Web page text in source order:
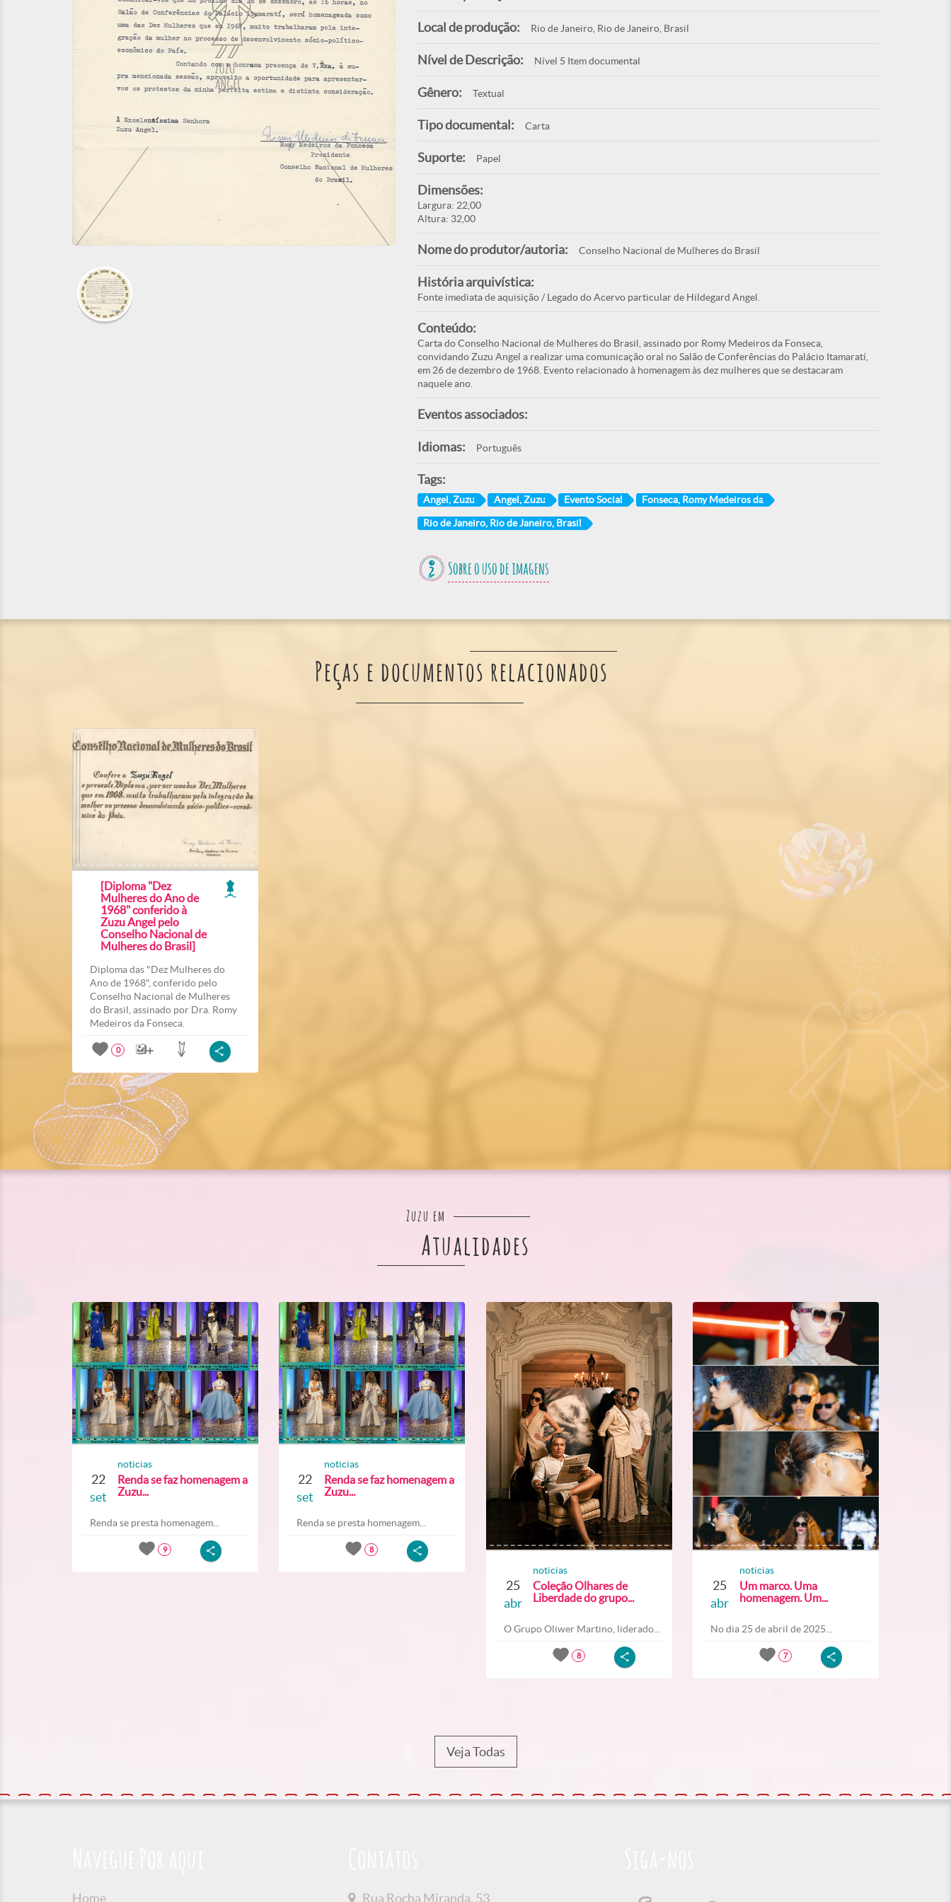
Local de produção: Rio de Janeiro, Rio de Janeiro, Brasil
Nível de Descrição: Nível 5 Item documental
Gênero: Textual
Tipo documental: Carta
Suporte: Papel
Dimensões:
Largura: 22,00
Altura: 32,00
Nome do produtor/autoria: Conselho Nacional de Mulheres do Brasil
História arquivística:
Fonte imediata de aquisição / Legado do Acervo particular de Hildegard Angel.
Conteúdo:
Carta do Conselho Nacional de Mulheres do Brasil, assinado por Romy Medeiros da Fonseca,
convidando Zuzu Angel a realizar uma comunicação oral no Salão de Conferências do Palácio Itamaratí,
em 26 de dezembro de 1968. Evento relacionado à homenagem às dez mulheres que se destacaram
naquele ano.
Eventos associados:
Idiomas: Português
Tags:
Angel, Zuzu Angel, Zuzu Evento Social Fonseca, Romy Medeiros da
Rio de Janeiro, Rio de Janeiro, Brasil
Sobre o uso de imagens
Peças e documentos relacionados
[Diploma "Dez
Mulheres do Ano de
1968" conferido à
Zuzu Angel pelo
Conselho Nacional de
Mulheres do Brasil]
Diploma das "Dez Mulheres do
Ano de 1968", conferido pelo
Conselho Nacional de Mulheres
do Brasil, assinado por Dra. Romy
Medeiros da Fonseca.
0
Zuzu em
Atualidades
22
set
noticias
Renda se faz homenagem a
Zuzu...
Renda se presta homenagem...
9
22
set
noticias
Renda se faz homenagem a
Zuzu...
Renda se presta homenagem...
8
25
abr
noticias
Coleção Olhares de
Liberdade do grupo...
O Grupo Oliwer Martino, liderado...
8
25
abr
noticias
Um marco. Uma
homenagem. Um...
No dia 25 de abril de 2025...
7
Veja Todas
Home Rua Rocha Miranda, 53